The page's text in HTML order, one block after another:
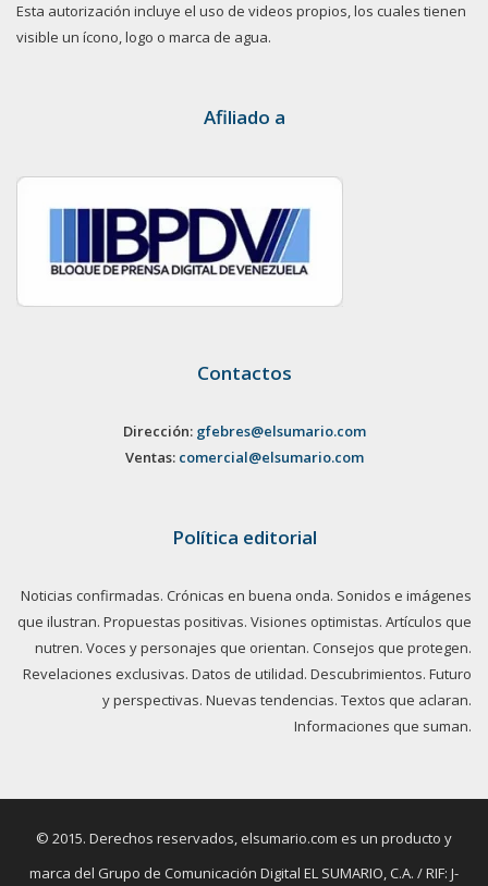
Esta autorización incluye el uso de videos propios, los cuales tienen
visible un ícono, logo o marca de agua.
Afiliado a
Contactos
Dirección: gfebres@elsumario.com
Ventas: comercial@elsumario.com
Política editorial
Noticias confirmadas. Crónicas en buena onda. Sonidos e imágenes
que ilustran. Propuestas positivas. Visiones optimistas. Artículos que
nutren. Voces y personajes que orientan. Consejos que protegen.
Revelaciones exclusivas. Datos de utilidad. Descubrimientos. Futuro
y perspectivas. Nuevas tendencias. Textos que aclaran.
Informaciones que suman.
© 2015. Derechos reservados, elsumario.com es un producto y
marca del Grupo de Comunicación Digital EL SUMARIO, C.A. / RIF: J-